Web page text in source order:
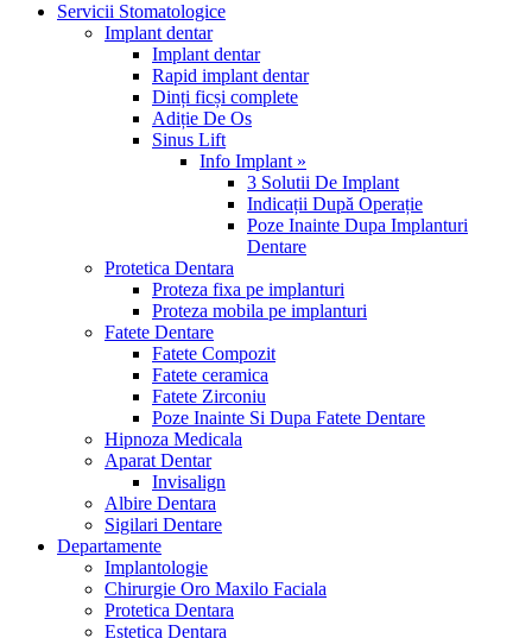
Servicii Stomatologice
Implant dentar
Implant dentar
Rapid implant dentar
Dinți ficși complete
Adiție De Os
Sinus Lift
Info Implant »
3 Solutii De Implant
Indicații După Operație
Poze Inainte Dupa Implanturi
Dentare
Protetica Dentara
Proteza fixa pe implanturi
Proteza mobila pe implanturi
Fatete Dentare
Fatete Compozit
Fatete ceramica
Fatete Zirconiu
Poze Inainte Si Dupa Fatete Dentare
Hipnoza Medicala
Aparat Dentar
Invisalign
Albire Dentara
Sigilari Dentare
Departamente
Implantologie
Chirurgie Oro Maxilo Faciala
Protetica Dentara
Estetica Dentara